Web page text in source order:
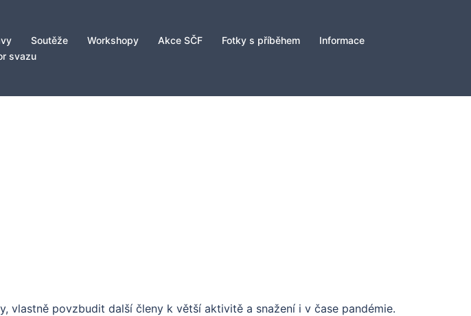
Soutěže Workshopy Akce SČF Fotky s příběhem
Informace
svazu
vlastně povzbudit další členy k větší aktivitě a snažení i v čase pandémie.